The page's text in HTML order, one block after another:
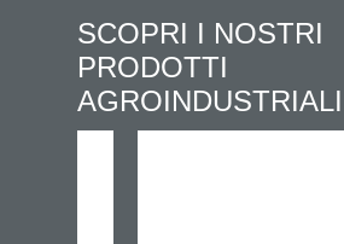
SCOPRI I NOSTRI
PRODOTTI
AGROINDUSTRIALI